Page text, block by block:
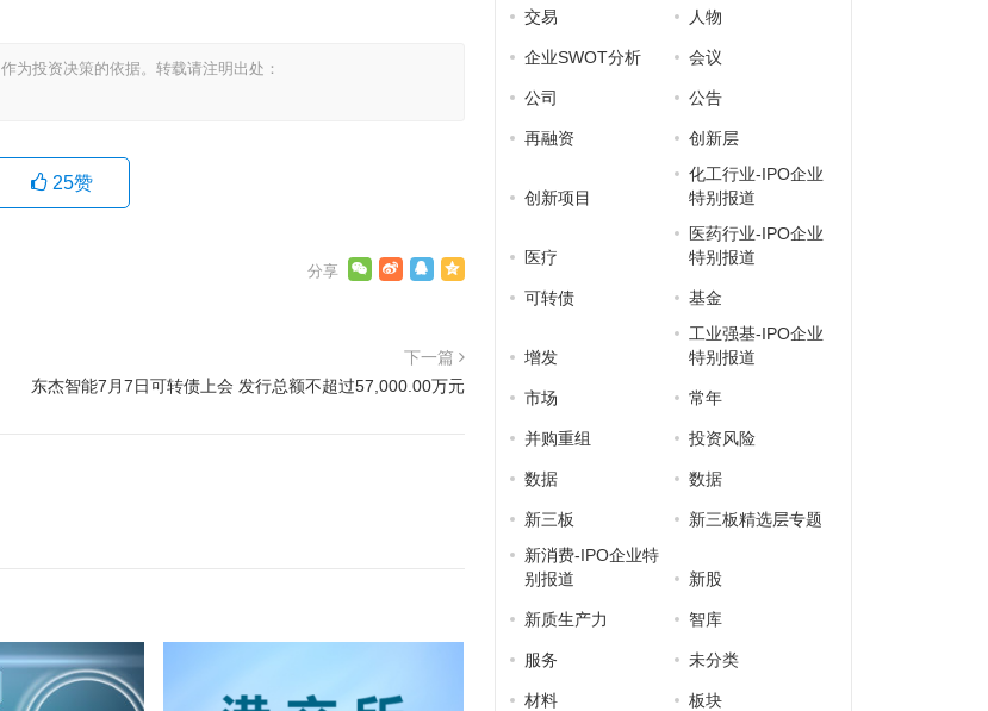
为投资决策的依据。转载请注明出处：
25赞
下一篇
东杰智能7月7日可转债上会 发行总额不超过57,000.00万元
交易 人物
企业SWOT分析 会议
公司 公告
再融资 创新层
创新项目
化工行业-IPO企业
特别报道
医疗
医药行业-IPO企业
特别报道
可转债 基金
增发
工业强基-IPO企业
特别报道
市场 常年
并购重组 投资风险
数据 数据
新三板
新三板精选层专题
新消费-IPO企业特
别报道
新股
新质生产力 智库
服务 未分类
材料
板块